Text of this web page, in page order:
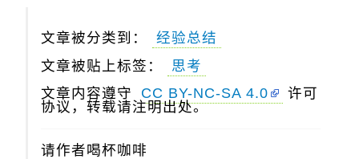
文章被分类到：
经验总结
文章被贴上标签：
思考
文章内容遵守
CC BY-NC-SA 4.0
许可
协议，转载请注明出处。
请作者喝杯咖啡